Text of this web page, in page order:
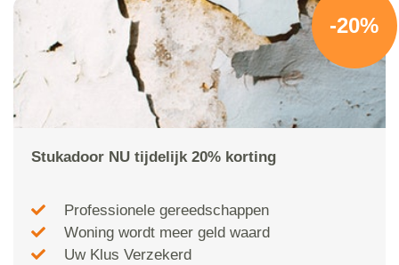
-20%
Stukadoor NU tijdelijk 20% korting
Professionele gereedschappen
Woning wordt meer geld waard
Uw Klus Verzekerd